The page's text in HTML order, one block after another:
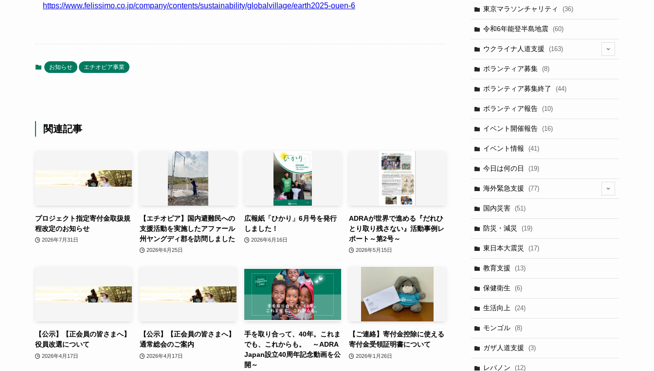
https://www.felissimo.co.jp/company/contents/sustainability/globalvillage/earth2025-ouen-6
お知らせ エチオピア事業
関連記事
プロジェクト指定寄付金取扱規
程改定のお知らせ
2026年7月31日
【エチオピア】国内避難民への
支援活動を実施したアファール
州ヤングディ郡を訪問しました
2026年6月25日
広報紙「ひかり」6月号を発行
しました！
2026年6月16日
ADRAが世界で進める『だれひ
とり取り残さない』活動事例レ
ポート～第2号～
2026年5月15日
【公示】【正会員の皆さまへ】
役員改選について
2026年4月17日
【公示】【正会員の皆さまへ】
通常総会のご案内
2026年4月17日
手を取り合って、40年。これま
でも、これからも。 ～ADRA
Japan設立40周年記念動画を公
開～
【ご連絡】寄付金控除に使える
寄付金受領証明書について
2026年1月26日
東京マラソンチャリティ (36)
令和6年能登半島地震 (60)
ウクライナ人道支援 (163)
ボランティア募集 (8)
ボランティア募集終了 (44)
ボランティア報告 (10)
イベント開催報告 (16)
イベント情報 (41)
今日は何の日 (19)
海外緊急支援 (77)
国内災害 (51)
防災・減災 (19)
東日本大震災 (17)
教育支援 (13)
保健衛生 (6)
生活向上 (24)
モンゴル (8)
ガザ人道支援 (3)
レバノン (12)